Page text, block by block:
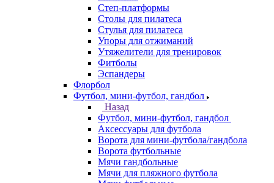
Степ-платформы
Столы для пилатеса
Стулья для пилатеса
Упоры для отжиманий
Утяжелители для тренировок
Фитболы
Эспандеры
Флорбол
Футбол, мини-футбол, гандбол
Назад
Футбол, мини-футбол, гандбол
Аксессуары для футбола
Ворота для мини-футбола/гандбола
Ворота футбольные
Мячи гандбольные
Мячи для пляжного футбола